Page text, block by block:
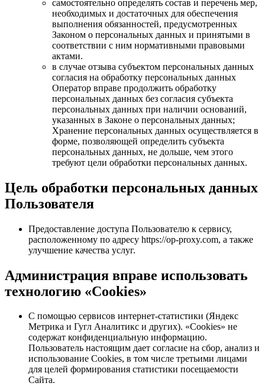
самостоятельно определять состав и перечень мер,
необходимых и достаточных для обеспечения
выполнения обязанностей, предусмотренных
Законом о персональных данных и принятыми в
соответствии с ним нормативными правовыми
актами.
в случае отзыва субъектом персональных данных
согласия на обработку персональных данных
Оператор вправе продолжить обработку
персональных данных без согласия субъекта
персональных данных при наличии оснований,
указанных в Законе о персональных данных;
Хранение персональных данных осуществляется в
форме, позволяющей определить субъекта
персональных данных, не дольше, чем этого
требуют цели обработки персональных данных.
Цель обработки персональных данных
Пользователя
Предоставление доступа Пользователю к сервису,
расположенному по адресу https://op-proxy.com, а также
улучшение качества услуг.
Администрация вправе использовать
технологию «Cookies»
С помощью сервисов интернет-статистики (Яндекс
Метрика и Гугл Аналитикс и других). «Cookies» не
содержат конфиденциальную информацию.
Пользователь настоящим дает согласие на сбор, анализ и
использование Cookies, в том числе третьими лицами
для целей формирования статистики посещаемости
Сайта.